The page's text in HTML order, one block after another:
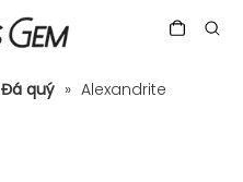
Đá quý » Alexandrite